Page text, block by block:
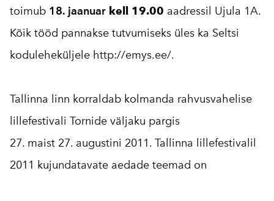
toimub 18. jaanuar kell 19.00 aadressil Ujula 1A.
Kõik tööd pannakse tutvumiseks üles ka Seltsi
koduleheküljele http://emys.ee/.
Tallinna linn korraldab kolmanda rahvusvahelise
lillefestivali Tornide väljaku pargis
27. maist 27. augustini 2011. Tallinna lillefestivalil
2011 kujundatavate aedade teemad on